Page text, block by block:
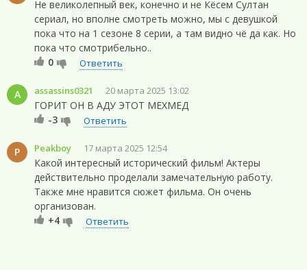
Не великолепный век, конечно и не Кёсем Султан
сериал, но вполне смотреть можно, мы с девушкой
пока что на 1 сезоне 8 серии, а там видно чё да как. Но
пока что смотрибельно..
0
Ответить
A assassins0321 20 марта 2025 13:02
ГОРИТ ОН В АДУ ЭТОТ МЕХМЕД
-3
Ответить
P Peakboy 17 марта 2025 12:54
Какой интересный исторический фильм! Актеры
действительно проделали замечательную работу.
Также мне нравится сюжет фильма. Он очень
организован.
+4
Ответить